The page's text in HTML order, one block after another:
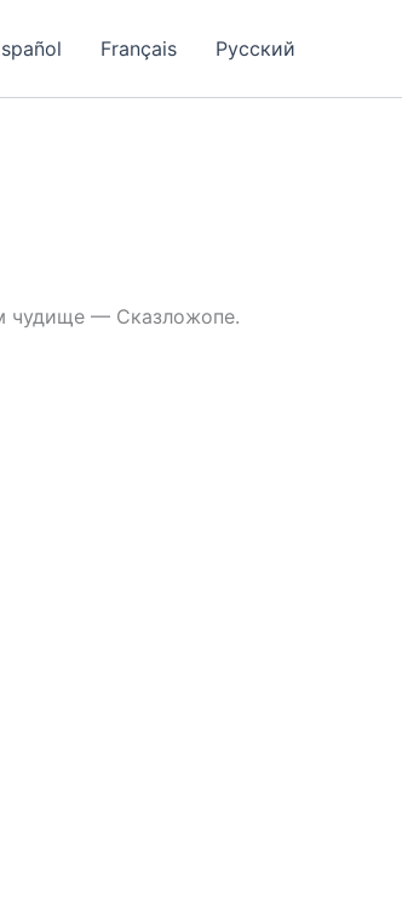
Français Русский
чудище — Сказложопе.